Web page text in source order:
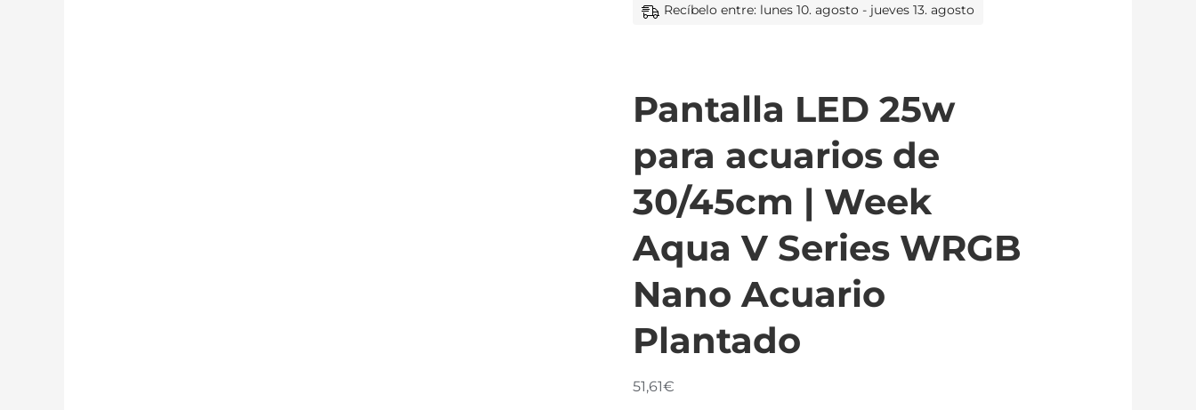
Recíbelo entre: lunes 10. agosto - jueves 13. agosto
Pantalla LED 25w
para acuarios de
30/45cm | Week
Aqua V Series WRGB
Nano Acuario
Plantado
51,61€